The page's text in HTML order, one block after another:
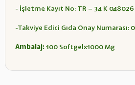
- İşletme Kayıt No: TR – 34 K 048026
-Takviye Edici Gıda Onay Numarası:
Ambalaj:100 Softgelx1000 Mg